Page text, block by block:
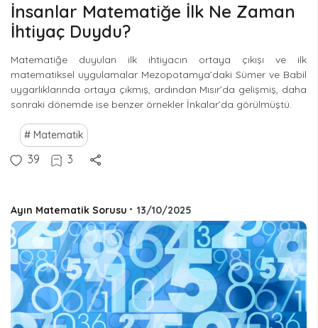
İnsanlar Matematiğe İlk Ne Zaman
İhtiyaç Duydu?
Matematiğe duyulan ilk ihtiyacın ortaya çıkışı ve ilk
matematiksel uygulamalar Mezopotamya’daki Sümer ve Babil
uygarlıklarında ortaya çıkmış, ardından Mısır’da gelişmiş, daha
sonraki dönemde ise benzer örnekler İnkalar’da görülmüştü.
Matematik
39 3
Ayın Matematik Sorusu • 13/10/2025